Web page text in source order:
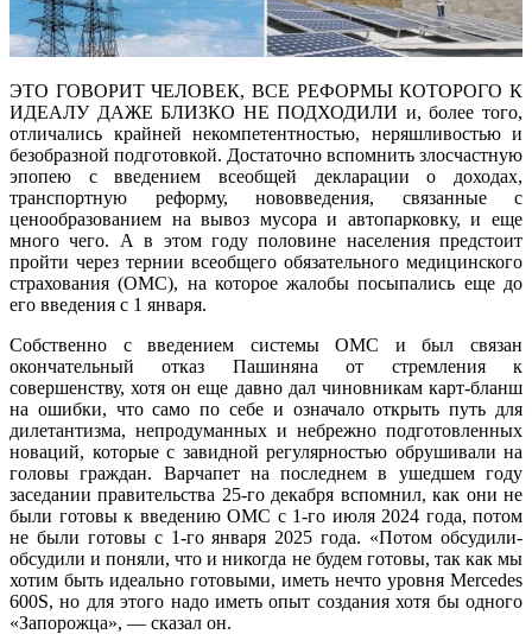
ЭТО ГОВОРИТ ЧЕЛОВЕК, ВСЕ РЕФОРМЫ КОТОРОГО К
ИДЕАЛУ ДАЖЕ БЛИЗКО НЕ ПОДХОДИЛИ и, более того,
отличались крайней некомпетентностью, неряшливостью и
безобразной подготовкой. Достаточно вспомнить злосчастную
эпопею с введением всеобщей декларации о доходах,
транспортную реформу, нововведения, связанные с
ценообразованием на вывоз мусора и автопарковку, и еще
много чего. А в этом году половине населения предстоит
пройти через тернии всеобщего обязательного медицинского
страхования (ОМС), на которое жалобы посыпались еще до
его введения с 1 января.
Собственно с введением системы ОМС и был связан
окончательный отказ Пашиняна от стремления к
совершенству, хотя он еще давно дал чиновникам карт-бланш
на ошибки, что само по себе и означало открыть путь для
дилетантизма, непродуманных и небрежно подготовленных
новаций, которые с завидной регулярностью обрушивали на
головы граждан. Варчапет на последнем в ушедшем году
заседании правительства 25-го декабря вспомнил, как они не
были готовы к введению ОМС с 1-го июля 2024 года, потом
не были готовы с 1-го января 2025 года. «Потом обсудили-
обсудили и поняли, что и никогда не будем готовы, так как мы
хотим быть идеально готовыми, иметь нечто уровня Mercedes
600S, но для этого надо иметь опыт создания хотя бы одного
«Запорожца», — сказал он.